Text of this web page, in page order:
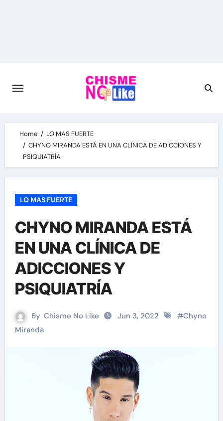
Home
LO MAS FUERTE
CHYNO MIRANDA ESTÁ EN UNA CLÍNICA DE ADICCIONES Y
PSIQUIATRÍA
LO MAS FUERTE
CHYNO MIRANDA ESTÁ
EN UNA CLÍNICA DE
ADICCIONES Y
PSIQUIATRÍA
By Chisme No Like Jun 3, 2022 #Chyno
Miranda